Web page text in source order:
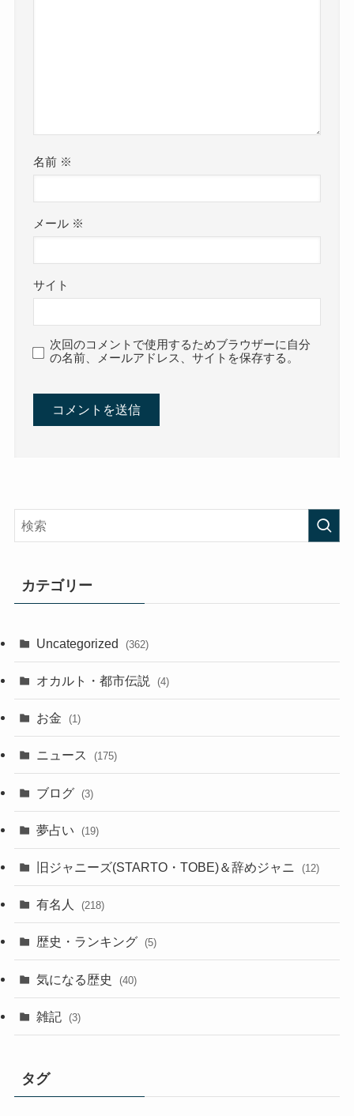
名前 ※
メール ※
サイト
次回のコメントで使用するためブラウザーに自分
の名前、メールアドレス、サイトを保存する。
カテゴリー
Uncategorized (362)
オカルト・都市伝説 (4)
お金 (1)
ニュース (175)
ブログ (3)
夢占い (19)
旧ジャニーズ(STARTO・TOBE)＆辞めジャニ (12)
有名人 (218)
歴史・ランキング (5)
気になる歴史 (40)
雑記 (3)
タグ